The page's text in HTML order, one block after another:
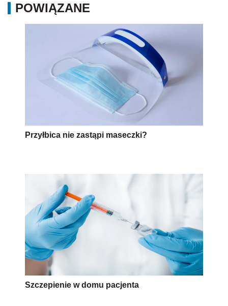
POWIĄZANE
Przyłbica nie zastąpi maseczki?
Szczepienie w domu pacjenta